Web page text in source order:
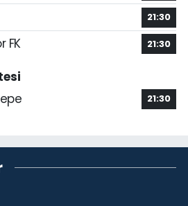
21:30
FK 21:30
21:30